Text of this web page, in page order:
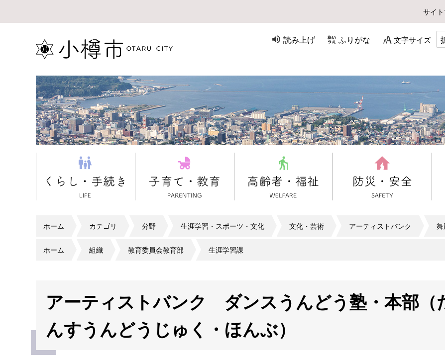
サイ
読み上げ ふりがな 文字サイズ
ホーム カテゴリ 分野 生涯学習・スポーツ・文化 文化・芸術 アーティストバンク
ホーム 組織 教育委員会教育部 生涯学習課
アーティストバンク ダンスうんどう塾・本部（
んすうんどうじゅく・ほんぶ）